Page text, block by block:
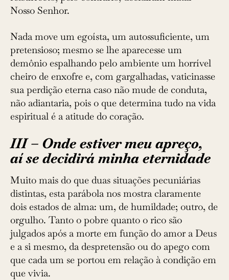
Nosso Senhor.
Nada move um egoísta, um autossuficiente, um
pretensioso; mesmo se lhe aparecesse um
demônio espalhando pelo ambiente um horrível
cheiro de enxofre e, com gargalhadas, vaticinasse
sua perdição eterna caso não mude de conduta,
não adiantaria, pois o que determina tudo na vida
espiritual é a atitude do coração.
III – Onde estiver meu apreço,
aí se decidirá minha eternidade
Muito mais do que duas situações pecuniárias
distintas, esta parábola nos mostra claramente
dois estados de alma: um, de humildade; outro, de
orgulho. Tanto o pobre quanto o rico são
julgados após a morte em função do amor a Deus
e a si mesmo, da despretensão ou do apego com
que cada um se portou em relação à condição em
que vivia.